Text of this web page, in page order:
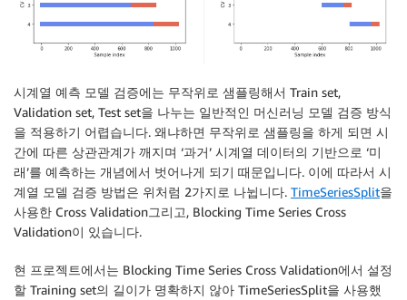
시계열 예측 모델 검증에는 무작위로 샘플링해서 Train set,
Validation set, Test set을 나누는 일반적인 머신러닝 모델 검증 방식
을 적용하기 어렵습니다. 왜냐하면 무작위로 샘플링을 하게 되면 시
간에 따른 상관관계가 깨지며 ‘과거’ 시계열 데이터의 기반으로 ‘미
래’를 예측하는 개념에서 벗어나게 되기 때문입니다. 이에 따라서 시
계열 모델 검증 방법은 위처럼 2가지로 나뉩니다. TimeSeriesSplit을
사용한 Cross Validation그리고, Blocking Time Series Cross
Validation이 있습니다.
현 프로젝트에서는 Blocking Time Series Cross Validation에서 설정
할 Training set의 길이가 명확하지 않아 TimeSeriesSplit을 사용했